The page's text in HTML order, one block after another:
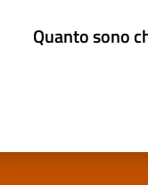
Quanto sono